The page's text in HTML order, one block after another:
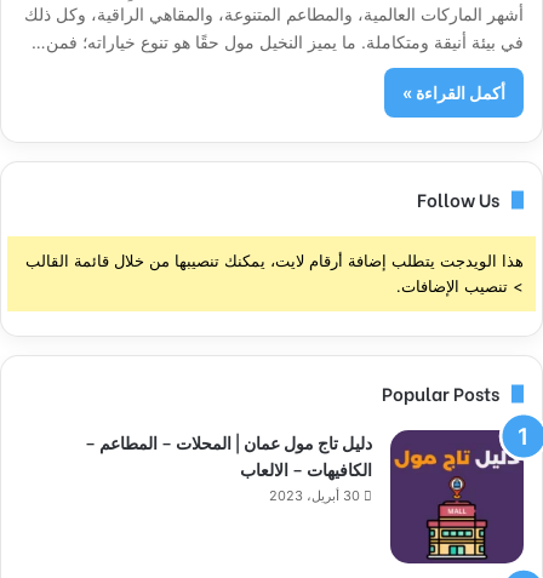
أشهر الماركات العالمية، والمطاعم المتنوعة، والمقاهي الراقية، وكل ذلك
في بيئة أنيقة ومتكاملة. ما يميز النخيل مول حقًا هو تنوع خياراته؛ فمن…
أكمل القراءة »
Follow Us
هذا الويدجت يتطلب إضافة أرقام لايت، يمكنك تنصيبها من خلال قائمة القالب
> تنصيب الإضافات.
Popular Posts
دليل تاج مول عمان | المحلات – المطاعم –
الكافيهات – الالعاب
30 أبريل، 2023